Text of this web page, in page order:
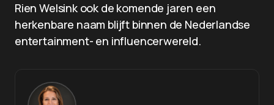
Rien Welsink ook de komende jaren een
herkenbare naam blijft binnen de Nederlandse
entertainment- en influencerwereld.